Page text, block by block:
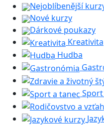
Nejoblíbenější
Nové kurzy
Dárkové poukazy
Kreativita
Hudba